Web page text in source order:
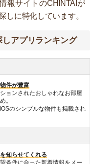
報サイトのCHINTAIが
しに特化しています。
アプリランキング
件が豊富
ョンされたおしゃれなお部屋
。
のシンプルな物件も掲載され
知らせてくれる